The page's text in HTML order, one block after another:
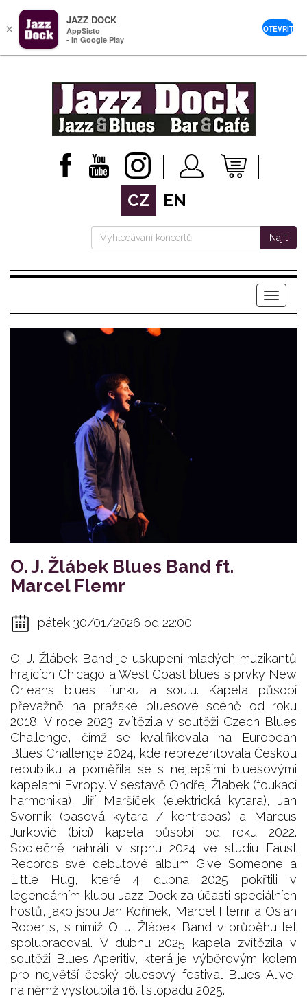
CZ EN
Najít
Menu
O. J. Žlábek Blues Band ft.
Marcel Flemr
pátek 30/01/2026 od 22:00
O. J. Žlábek Band je uskupení mladých muzikantů
hrajících Chicago a West Coast blues s prvky New
Orleans blues, funku a soulu. Kapela působí
převážně na pražské bluesové scéně od roku
2018. V roce 2023 zvítězila v soutěži Czech Blues
Challenge, čímž se kvalifikovala na European
Blues Challenge 2024, kde reprezentovala Českou
republiku a poměřila se s nejlepšími bluesovými
kapelami Evropy. V sestavě Ondřej Žlábek (foukací
harmonika), Jiří Maršíček (elektrická kytara), Jan
Svorník (basová kytara / kontrabas) a Marcus
Jurkovič (bicí) kapela působí od roku 2022.
Společně nahráli v srpnu 2024 ve studiu Faust
Records své debutové album Give Someone a
Little Hug, které 4. dubna 2025 pokřtili v
legendárním klubu Jazz Dock za účasti speciálních
hostů, jako jsou Jan Kořínek, Marcel Flemr a Osian
Roberts, s nimiž O. J. Žlábek Band v průběhu let
spolupracoval. V dubnu 2025 kapela zvítězila v
soutěži Blues Aperitiv, která je výběrovým kolem
pro největší český bluesový festival Blues Alive,
na němž vystoupila 16. listopadu 2025.
×
JAZZ DOCK
AppSisto
- In Google Play
OTEVŘÍT